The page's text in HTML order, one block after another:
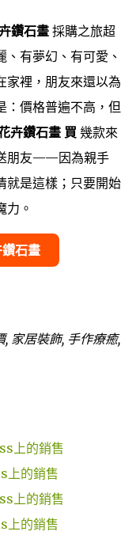
鑽石畫 採購之旅超
有夢幻、有可愛、
家裡，朋友來還以為
：價格普遍不高，但
卉鑽石畫 買 幾款來
朋友——因為親手
就是這樣；只要開始
力。
石畫
家居裝飾, 手作療癒,
上的銷售
上的銷售
上的銷售
上的銷售